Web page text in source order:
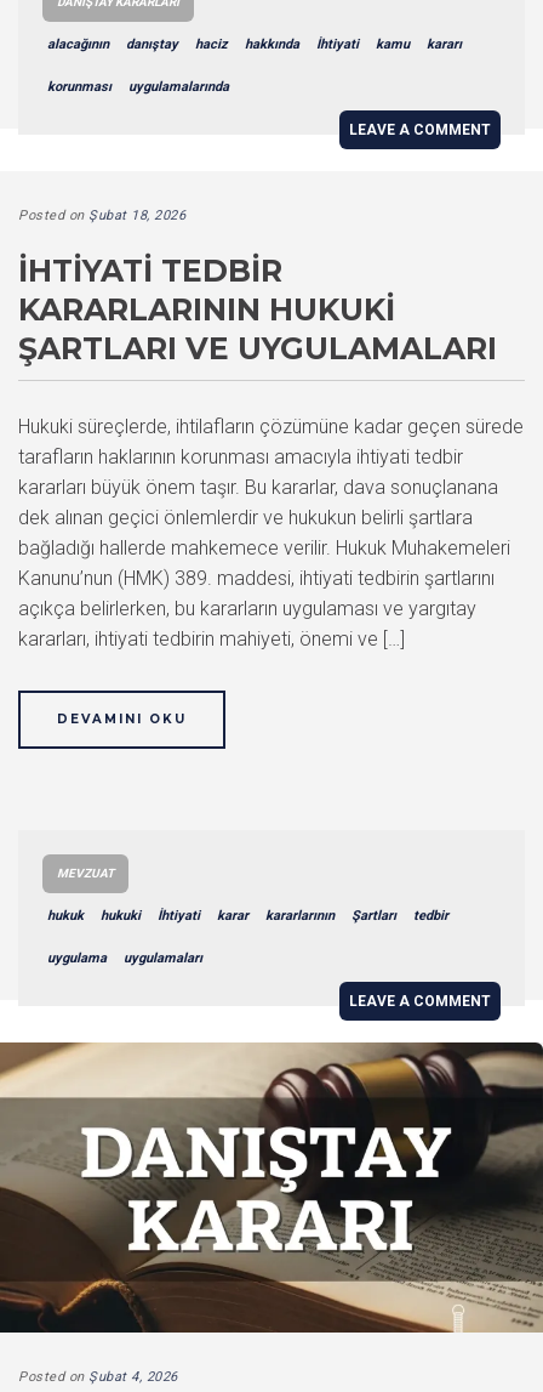
alacağının danıştay haciz hakkında İhtiyati kamu kararı
korunması uygulamalarında
LEAVE A COMMENT
Posted on Şubat 18, 2026
İHTIYATI TEDBIR
KARARLARININ HUKUKI
ŞARTLARI VE UYGULAMALARI
Hukuki süreçlerde, ihtilafların çözümüne kadar geçen sürede
tarafların haklarının korunması amacıyla ihtiyati tedbir
kararları büyük önem taşır. Bu kararlar, dava sonuçlanana
dek alınan geçici önlemlerdir ve hukukun belirli şartlara
bağladığı hallerde mahkemece verilir. Hukuk Muhakemeleri
Kanunu’nun (HMK) 389. maddesi, ihtiyati tedbirin şartlarını
açıkça belirlerken, bu kararların uygulaması ve yargıtay
kararları, ihtiyati tedbirin mahiyeti, önemi ve […]
DEVAMINI OKU
MEVZUAT
hukuk hukuki İhtiyati karar kararlarının Şartları tedbir
uygulama uygulamaları
LEAVE A COMMENT
Posted on Şubat 4, 2026